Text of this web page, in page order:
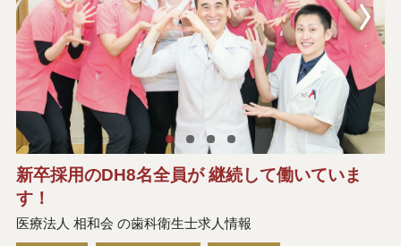
新卒採用のDH8名全員が 継続して働いていま
す！
医療法人 相和会 の歯科衛生士求人情報